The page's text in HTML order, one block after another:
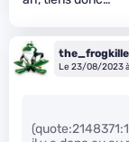
Le 23/08/2023